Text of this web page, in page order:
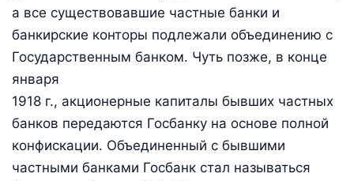
а все существовавшие частные банки и
банкирские конторы подлежали объединению с
Государственным банком. Чуть позже, в конце
января
1918 г., акционерные капиталы бывших частных
банков передаются Госбанку на основе полной
конфискации. Объединенный с бывшими
частными банками Госбанк стал называться